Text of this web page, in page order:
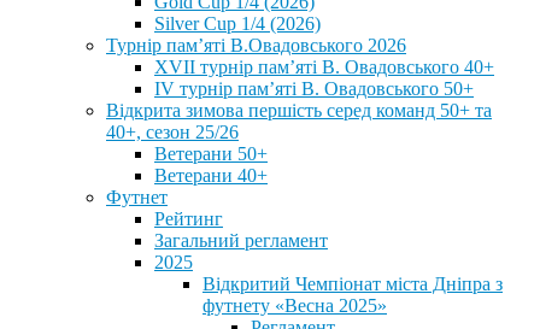
Silver Cup 1/4 (2026)
Турнір пам’яті В.Овадовського 2026
XVII турнір пам’яті В. Овадовського 40+
IV турнір пам’яті В. Овадовського 50+
Відкрита зимова першість серед команд 50+ та
40+, сезон 25/26
Ветерани 50+
Ветерани 40+
Футнет
Рейтинг
Загальний регламент
2025
Відкритий Чемпіонат міста Дніпра з
футнету «Весна 2025»